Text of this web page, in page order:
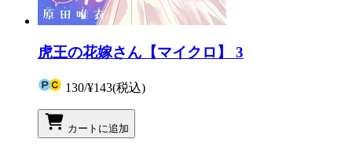
虎王の花嫁さん【マイクロ】 3
130/¥143(税込)
カートに追加